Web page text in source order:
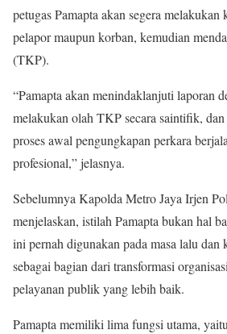
petugas Pamapta akan segera melakukan
pelapor maupun korban, kemudian
(TKP).
“Pamapta akan menindaklanjuti laporan
melakukan olah TKP secara saintifik,
proses awal pengungkapan perkara
profesional,” jelasnya.
Sebelumnya Kapolda Metro Jaya Irjen
menjelaskan, istilah Pamapta bukan hal
ini pernah digunakan pada masa lalu
sebagai bagian dari transformasi
pelayanan publik yang lebih baik.
Pamapta memiliki lima fungsi utama,